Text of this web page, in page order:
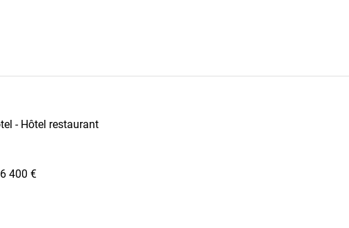
- Hôtel restaurant
400 €